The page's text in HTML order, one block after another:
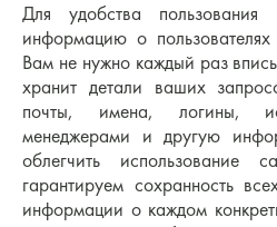
Для удобства
информацию о
Вам не нужно каждый раз
хранит детали ваших
почты, имена, логины,
менеджерами и другую
облегчить
гарантируем сохранность
информации о каждом